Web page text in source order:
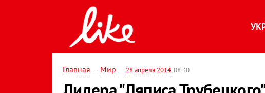
Главная — Мир — 28 апреля 2014, 08:30